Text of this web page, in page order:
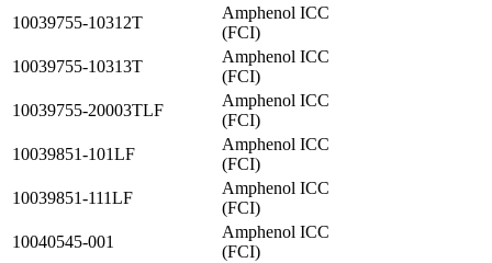
10039755-10312T
Amphenol ICC
(FCI)
10039755-10313T
Amphenol ICC
(FCI)
10039755-20003TLF
Amphenol ICC
(FCI)
10039851-101LF
Amphenol ICC
(FCI)
10039851-111LF
Amphenol ICC
(FCI)
10040545-001
Amphenol ICC
(FCI)